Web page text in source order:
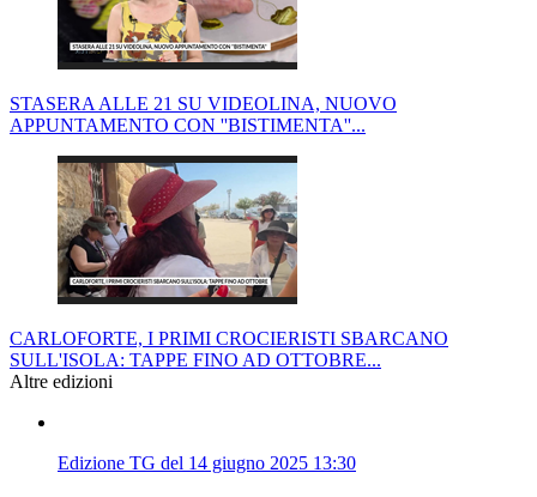
STASERA ALLE 21 SU VIDEOLINA, NUOVO
APPUNTAMENTO CON ''BISTIMENTA''...
CARLOFORTE, I PRIMI CROCIERISTI SBARCANO
SULL'ISOLA: TAPPE FINO AD OTTOBRE...
Altre edizioni
Edizione TG del 14 giugno 2025 13:30